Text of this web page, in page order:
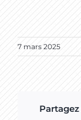
7 mars 2025